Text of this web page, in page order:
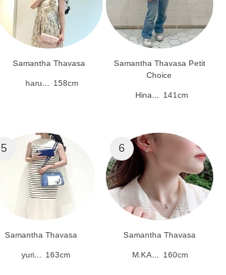
Samantha Thavasa
haru... 158cm
Samantha Thavasa Petit
Choice
Hina... 141cm
5
Samantha Thavasa
yuri... 163cm
6
Samantha Thavasa
M.KA... 160cm